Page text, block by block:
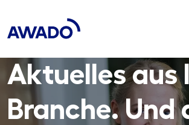
Aktuelles aus
Branche. Und